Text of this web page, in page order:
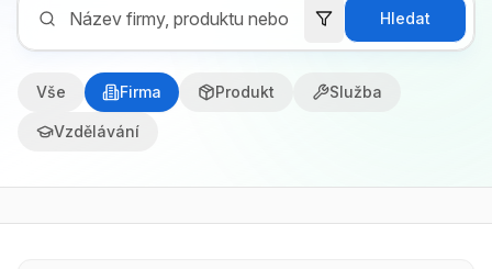
Hledat
Vše Firma Produkt Služba
Vzdělávání